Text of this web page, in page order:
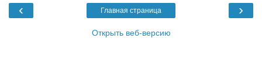
‹ ›
Главная страница
Открыть веб-версию